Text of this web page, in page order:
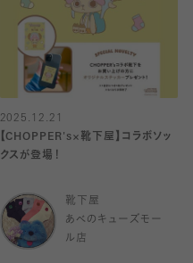
2025.12.21
【CHOPPER's×靴下屋】コラボソッ
クスが登場！
靴下屋
あべのキューズモー
ル店